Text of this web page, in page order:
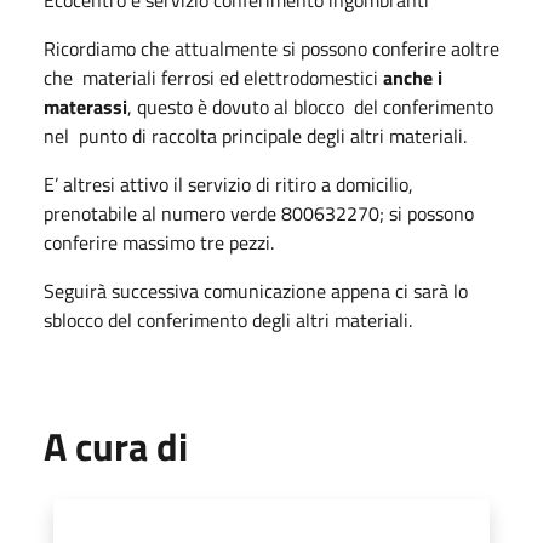
Ricordiamo che attualmente si possono conferire aoltre
che materiali ferrosi ed elettrodomestici anche i
materassi, questo è dovuto al blocco del conferimento
nel punto di raccolta principale degli altri materiali.
E’ altresi attivo il servizio di ritiro a domicilio,
prenotabile al numero verde 800632270; si possono
conferire massimo tre pezzi.
Seguirà successiva comunicazione appena ci sarà lo
sblocco del conferimento degli altri materiali.
A cura di